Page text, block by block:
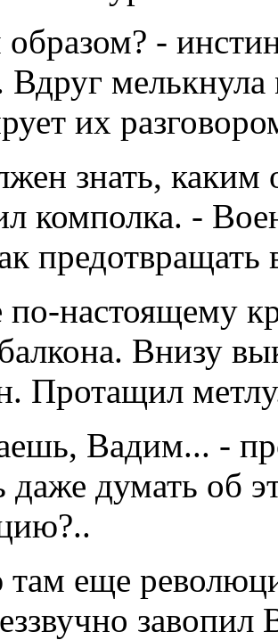
-
Вдруг
их
знать, каким
комполка. -
настоящему
Внизу
Протащил
Вадим... -
думать об
еще